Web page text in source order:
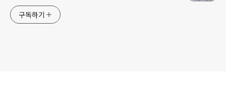
구독하기